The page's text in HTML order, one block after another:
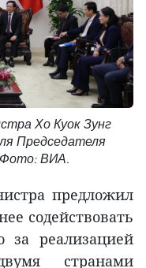
Хо Куок Зунг
Председателя
ВИА.
предложил
содействовать
за реализацией
странами